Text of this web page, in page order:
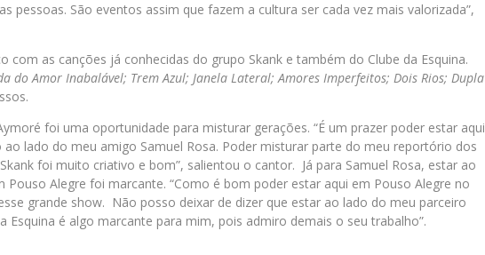
pessoas. São eventos assim que fazem a cultura ser cada vez mais valorizada”,
com as canções já conhecidas do grupo Skank e também do Clube da Esquina.
do Amor Inabalável; Trem Azul; Janela Lateral; Amores Imperfeitos; Dois Rios; Dupla
foi uma oportunidade para misturar gerações. “É um prazer poder estar aqui
lado do meu amigo Samuel Rosa. Poder misturar parte do meu reportório dos
foi muito criativo e bom”, salientou o cantor. Já para Samuel Rosa, estar ao
Pouso Alegre foi marcante. “Como é bom poder estar aqui em Pouso Alegre no
grande show. Não posso deixar de dizer que estar ao lado do meu parceiro
Esquina é algo marcante para mim, pois admiro demais o seu trabalho”.